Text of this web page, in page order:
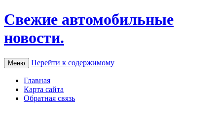
Свежие автомобильные
новости.
Меню Перейти к содержимому
Главная
Карта сайта
Обратная связь